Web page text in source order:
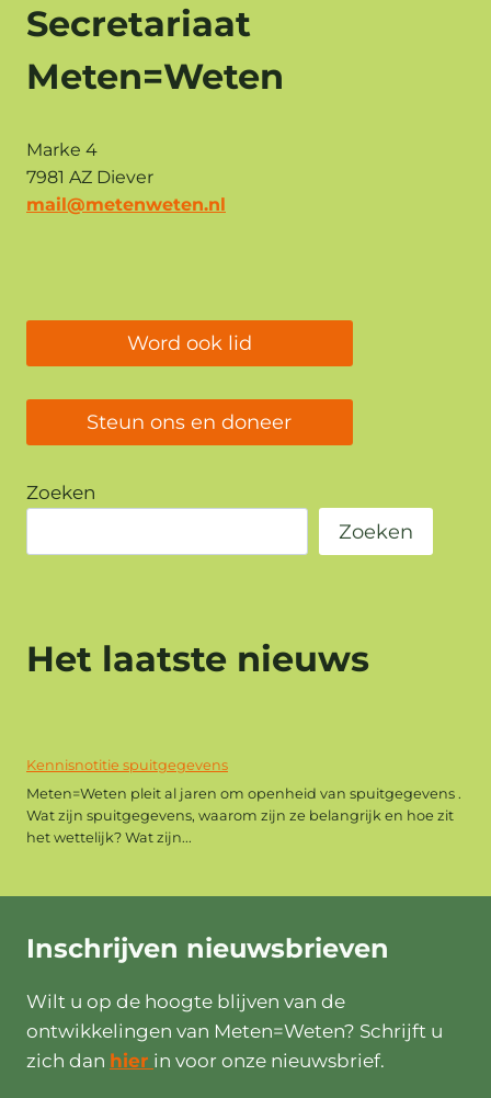
Secretariaat
Meten=Weten
Marke 4
7981 AZ Diever
mail@metenweten.nl
Word ook lid
Steun ons en doneer
Zoeken
Zoeken
Het laatste nieuws
Kennisnotitie spuitgegevens
Meten=Weten pleit al jaren om openheid van spuitgegevens .
Wat zijn spuitgegevens, waarom zijn ze belangrijk en hoe zit
het wettelijk? Wat zijn...
Inschrijven nieuwsbrieven
Wilt u op de hoogte blijven van de
ontwikkelingen van Meten=Weten? Schrijft u
zich dan hier in voor onze nieuwsbrief.